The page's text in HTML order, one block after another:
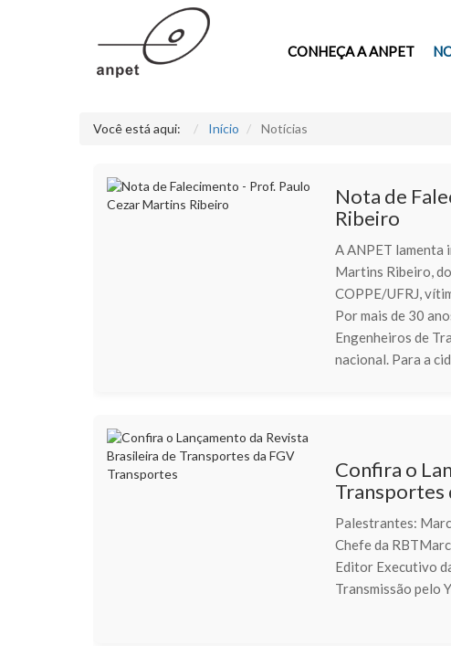
CONHEÇA A ANPET
Você está aqui: Início Notícias
Nota de
Ribeiro
A ANPET
Martins Ribeiro,
COPPE/UFRJ,
Por mais de 30
Engenheiros de
nacional. Para a
Confira o
Transportes
Palestrantes:
Chefe da
Editor Executivo
Transmissão pelo